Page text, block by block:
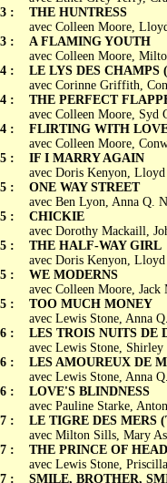
:
:
:
:
:
:
:
:
:
:
:
:
:
:
:
:
:
THE HUNTRESS
avec Colleen Moore,
A FLAMING YOUTH
avec Colleen Moore,
LE LYS DES CHAMPS
avec Corinne Griffith,
THE PERFECT
avec Colleen Moore,
FLIRTING WITH
avec Colleen Moore,
IF I MARRY AGAIN
avec Doris Kenyon,
ONE WAY STREET
avec Ben Lyon, Anna Q.
CHICKIE
avec Dorothy Mackaill,
THE HALF-WAY GIRL
avec Doris Kenyon,
WE MODERNS
avec Colleen Moore,
TOO MUCH MONEY
avec Lewis Stone, Anna
LES TROIS NUITS DE
avec Lewis Stone,
LES AMOUREUX DE
avec Lewis Stone, Anna
LOVE'S BLINDNESS
avec Pauline Starke,
LE TIGRE DES MERS
avec Milton Sills, Mary
THE PRINCE OF
avec Lewis Stone,
SMILE, BROTHER,